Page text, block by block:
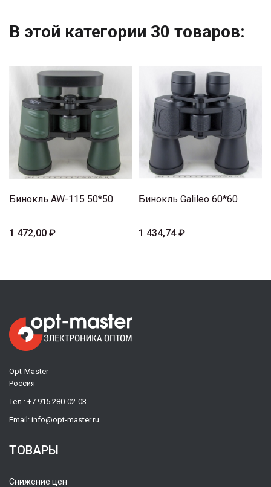
В этой категории 30 товаров:
Бинокль AW-115 50*50
1 472,00 ₽
Бинокль Galileo 60*60
1 434,74 ₽
Opt-Master
Россия
Тел.: +7 915 280-02-03
Email: info@opt-master.ru
ТОВАРЫ
Снижение цен